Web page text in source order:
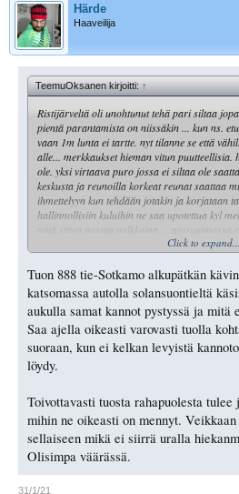
Härde
Haaveilija
TeemuOksanen kirjoitti:↑
Ristijärveltä oli unohtunut tehä pari siltaa
pientä parantamista on niissäkin ... kun ns.
vaan 1m lunta ei tartte. nyt tilanne se että
alle... merkkaukset hieman vitun
ole. yksi virtaava puro jossa ei siltaa ole
keskusta ja reunoilla korkeat reunat saattaa
ihmettelyyn kun tehdään jotakin ja korjataan
hallinnollisiin kuluihin ne saa upotettua kyl
niitä sitten nostaa palkkoina.... ajosuunnassa
jälkeen 888 tien ylityksen jälkeen ihan paskaa
hankkeen piti väliraportti tehä vuodenvaiheen
Click to expand...
Tuon 888 tie-Sotkamo alkupätkän
katsomassa autolla solansuontieltä
aukulla samat kannot pystyssä ja mitä
Saa ajella oikeasti varovasti tuolla
suoraan, kun ei kelkan levyistä
löydy.
Toivottavasti tuosta rahapuolesta
mihin ne oikeasti on mennyt.
sellaiseen mikä ei siirrä uralla
Olisimpa väärässä.
31/1/21